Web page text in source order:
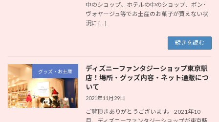
中のショップ、ホテルの中のショップ、ボン･
ヴォヤージュ等でお土産のお菓子が買えない状
況に […]
続きを読む
グッズ・お土産
ディズニーファンタジーショップ東京駅
店！場所・グッズ内容・ネット通販につ
いて
2021年11月29日
ご覧頂きありがとうございます。 2021年10